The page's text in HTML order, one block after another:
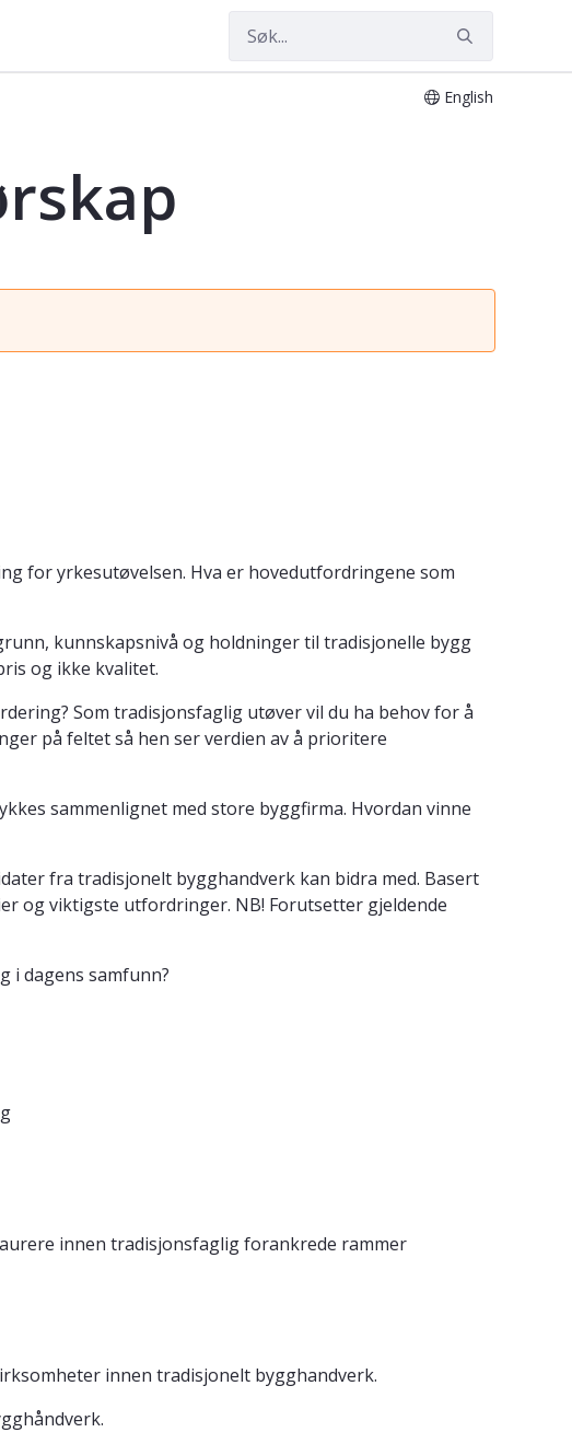
English
for yrkesutøvelsen. Hva er hovedutfordringene som
kunnskapsnivå og holdninger til tradisjonelle bygg
og ikke kvalitet.
Som tradisjonsfaglig utøver vil du ha behov for å
på feltet så hen ser verdien av å prioritere
sammenlignet med store byggfirma. Hvordan vinne
fra tradisjonelt bygghandverk kan bidra med. Basert
og viktigste utfordringer. NB! Forutsetter gjeldende
i dagens samfunn?
innen tradisjonsfaglig forankrede rammer
innen tradisjonelt bygghandverk.